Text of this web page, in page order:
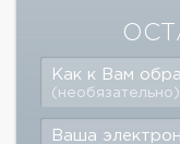
Как к Вам
(необязательно)
Ваша